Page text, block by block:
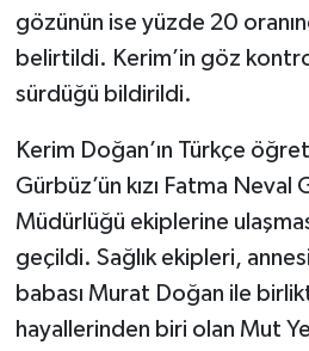
gözünün ise yüzde 20
belirtildi. Kerim’in göz
sürdüğü bildirildi.
Kerim Doğan’ın Türkçe
Gürbüz’ün kızı Fatma Neval
Müdürlüğü ekiplerine
geçildi. Sağlık ekipleri,
babası Murat Doğan ile
hayallerinden biri olan Mut